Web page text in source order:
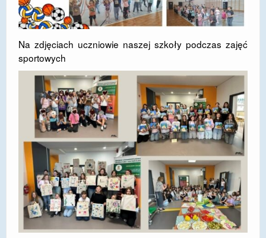
Na zdjęciach uczniowie naszej szkoły podczas zajęć
sportowych